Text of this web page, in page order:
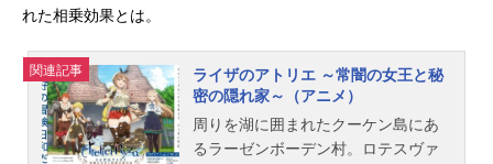
れた相乗効果とは。
関連記事
ライザのアトリエ ～常闇の女王と秘
密の隠れ家～（アニメ）
周りを湖に囲まれたクーケン島にあ
るラーゼンボーデン村。ロテスヴァ